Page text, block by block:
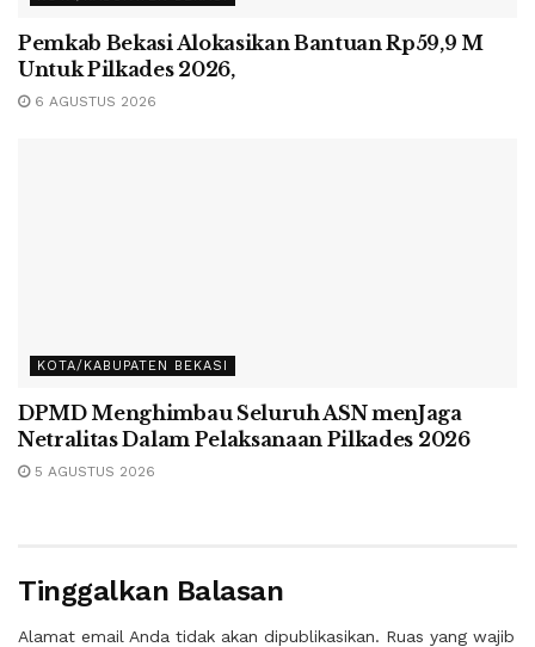
Pemkab Bekasi Alokasikan Bantuan Rp59,9 M
Untuk Pilkades 2026,
6 AGUSTUS 2026
KOTA/KABUPATEN BEKASI
DPMD Menghimbau Seluruh ASN menJaga
Netralitas Dalam Pelaksanaan Pilkades 2026
5 AGUSTUS 2026
Tinggalkan Balasan
Alamat email Anda tidak akan dipublikasikan. Ruas yang wajib